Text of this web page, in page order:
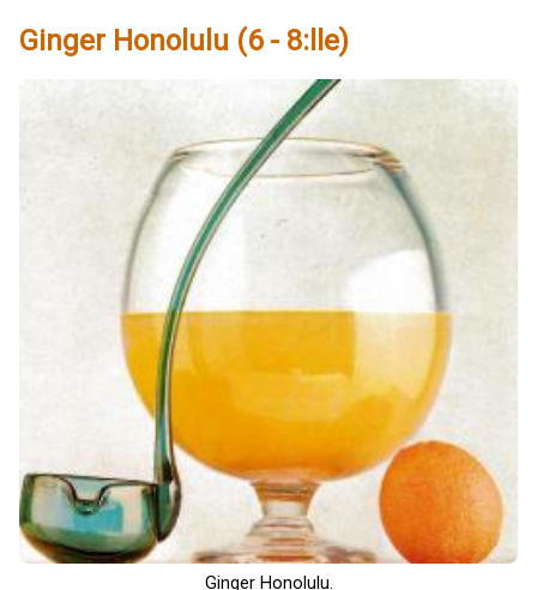
Ginger Honolulu (6 - 8:lle)
Ginger Honolulu.